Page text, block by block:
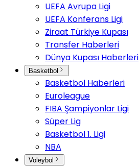
UEFA Avrupa Ligi
UEFA Konferans Ligi
Ziraat Türkiye Kupası
Transfer Haberleri
Dünya Kupası Haberleri
Basketbol
Basketbol Haberleri
Euroleague
FIBA Şampiyonlar Ligi
Süper Lig
Basketbol 1. Ligi
NBA
Voleybol